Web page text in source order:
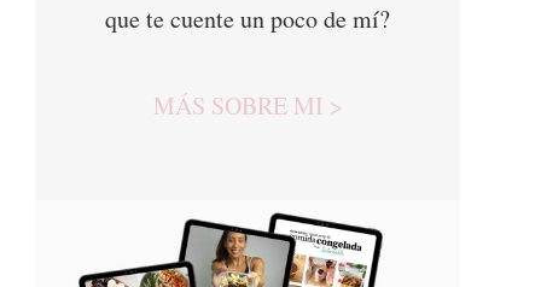
que te cuente un poco de mí?
MÁS SOBRE MI >